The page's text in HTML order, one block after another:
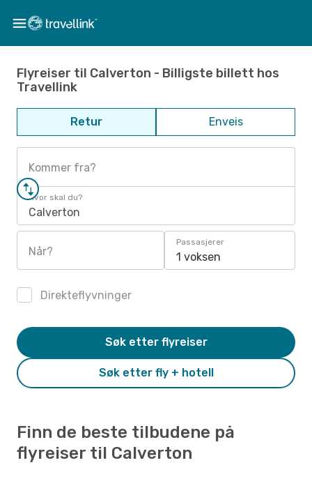
Flyreiser til Calverton - Billigste billett hos
Travellink
Retur Enveis
Kommer fra?
Hvor skal du?
Calverton
Når?
Passasjerer
1 voksen
Direkteflyvninger
Søk etter fly + hotell
Søk etter flyreiser
Finn de beste tilbudene på
flyreiser til Calverton